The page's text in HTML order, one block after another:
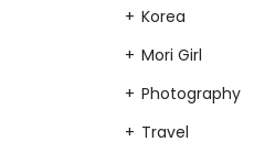
Korea
Mori Girl
Photography
Travel